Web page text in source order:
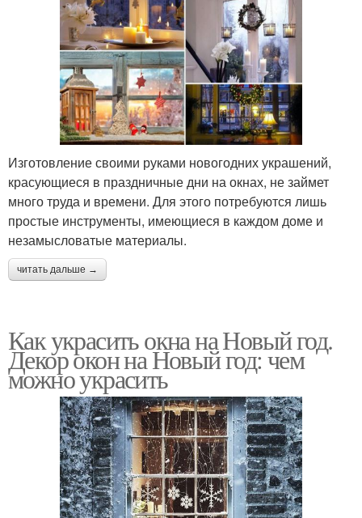
Изготовление своими руками новогодних украшений,
красующиеся в праздничные дни на окнах, не займет
много труда и времени. Для этого потребуются лишь
простые инструменты, имеющиеся в каждом доме и
незамысловатые материалы.
читать дальше →
Как украсить окна на Новый год.
Декор окон на Новый год: чем
можно украсить